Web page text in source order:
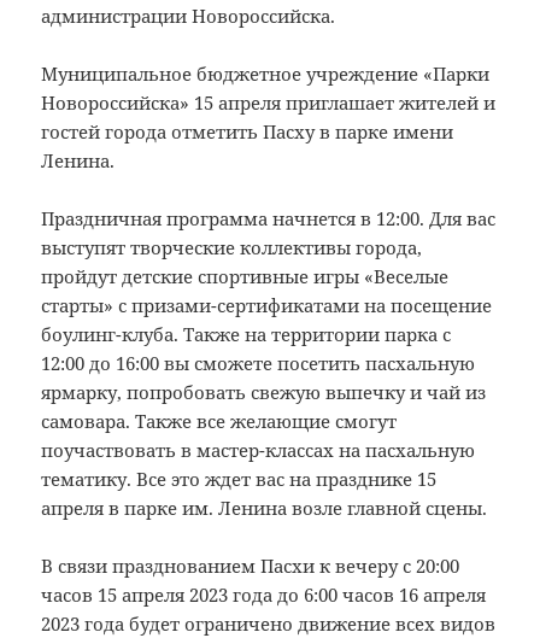
администрации Новороссийска.
Муниципальное бюджетное учреждение «Парки
Новороссийска» 15 апреля приглашает жителей и
гостей города отметить Пасху в парке имени
Ленина.
Праздничная программа начнется в 12:00. Для вас
выступят творческие коллективы города,
пройдут детские спортивные игры «Веселые
старты» с призами-сертификатами на посещение
боулинг-клуба. Также на территории парка с
12:00 до 16:00 вы сможете посетить пасхальную
ярмарку, попробовать свежую выпечку и чай из
самовара. Также все желающие смогут
поучаствовать в мастер-классах на пасхальную
тематику. Все это ждет вас на празднике 15
апреля в парке им. Ленина возле главной сцены.
В связи празднованием Пасхи к вечеру с 20:00
часов 15 апреля 2023 года до 6:00 часов 16 апреля
2023 года будет ограничено движение всех видов